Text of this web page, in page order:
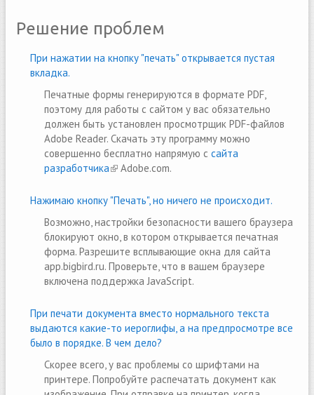
Решение проблем
При нажатии на кнопку "печать" открывается пустая
вкладка.
Печатные формы генерируются в формате PDF,
поэтому для работы с сайтом у вас обязательно
должен быть установлен просмотрщик PDF-файлов
Adobe Reader. Скачать эту программу можно
совершенно бесплатно напрямую с сайта
разработчика(link is external)
Adobe.com.
Нажимаю кнопку "Печать", но ничего не происходит.
Возможно, настройки безопасности вашего браузера
блокируют окно, в котором открывается печатная
форма. Разрешите всплывающие окна для сайта
app.bigbird.ru. Проверьте, что в вашем браузере
включена поддержка JavaScript.
При печати документа вместо нормального текста
выдаются какие-то иероглифы, а на предпросмотре все
было в порядке. В чем дело?
Скорее всего, у вас проблемы со шрифтами на
принтере. Попробуйте распечатать документ как